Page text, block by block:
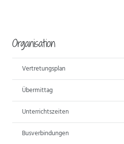
Organisation
Vertretungsplan
Übermittag
Unterrichtszeiten
Busverbindungen